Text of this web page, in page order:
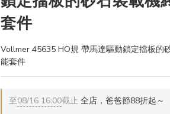
套件
Vollmer 45635 HO規 帶馬達驅動鎖定擋板的
能套件
至08/16 16:00截止全店，爸爸節88折起～